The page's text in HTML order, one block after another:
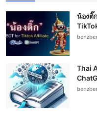
น้องติ๊
Thai